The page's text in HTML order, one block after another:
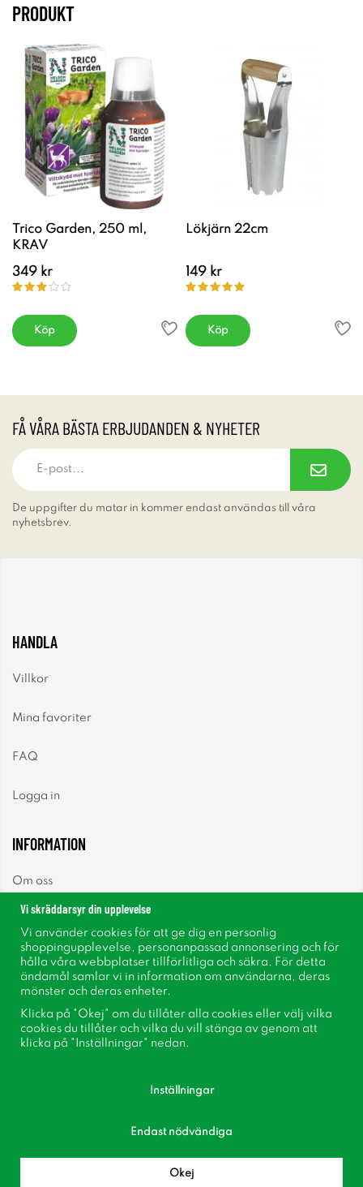
PRODUKT
Trico Garden, 250 ml,
KRAV
349 kr
Köp
Lökjärn 22cm
149 kr
Köp
FÅ VÅRA BÄSTA ERBJUDANDEN & NYHETER
De uppgifter du matar in kommer endast användas till våra
nyhetsbrev.
HANDLA
Villkor
Mina favoriter
FAQ
Logga in
INFORMATION
Om oss
Nyhetsbrev
Om cookies
Inspiration
Bli medlem i vår kundklubb!
Vi skräddarsyr din upplevelse
Vi använder cookies för att ge dig en personlig
shoppingupplevelse, personanpassad annonsering och för
hålla våra webbplatser tillförlitliga och säkra. För detta
ändamål samlar vi in information om användarna, deras
mönster och deras enheter.
Klicka på "Okej" om du tillåter alla cookies eller välj vilka
cookies du tillåter och vilka du vill stänga av genom att
klicka på "Inställningar" nedan.
Inställningar
Endast nödvändiga
Okej